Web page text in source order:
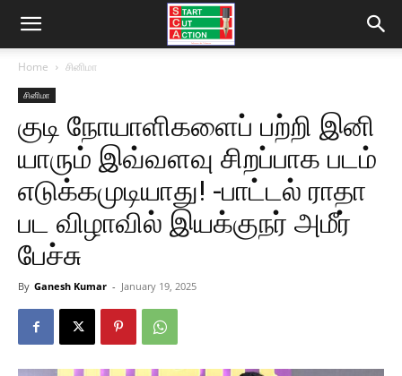
Home சினிமா
சினிமா
குடி நோயாளிகளைப் பற்றி இனி
யாரும் இவ்வளவு சிறப்பாக படம்
எடுக்கமுடியாது! -பாட்டல் ராதா
பட விழாவில் இயக்குநர் அமீர்
பேச்சு
By Ganesh Kumar - January 19, 2025